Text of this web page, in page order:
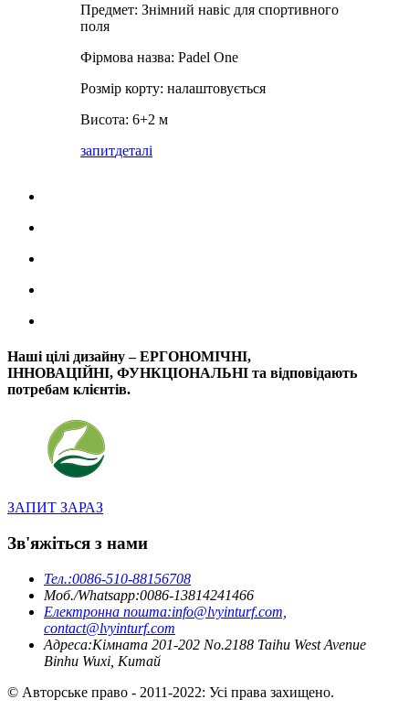
Предмет: Знімний навіс для спортивного
поля
Фірмова назва: Padel One
Розмір корту: налаштовується
Висота: 6+2 м
запитдеталі
Наші цілі дизайну – ЕРГОНОМІЧНІ,
ІННОВАЦІЙНІ, ФУНКЦІОНАЛЬНІ та відповідають
потребам клієнтів.
ЗАПИТ ЗАРАЗ
Зв'яжіться з нами
Тел.:0086-510-88156708
Моб./Whatsapp:0086-13814241466
Електронна пошта:info@lvyinturf.com,
contact@lvyinturf.com
Адреса:Кімната 201-202 No.2188 Taihu West Avenue
Binhu Wuxi, Китай
© Авторське право - 2011-2022: Усі права захищено.